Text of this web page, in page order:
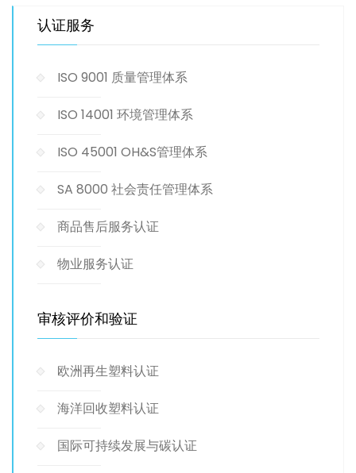
认证服务
ISO 9001 质量管理体系
ISO 14001 环境管理体系
ISO 45001 OH&S管理体系
SA 8000 社会责任管理体系
商品售后服务认证
物业服务认证
审核评价和验证
欧洲再生塑料认证
海洋回收塑料认证
国际可持续发展与碳认证